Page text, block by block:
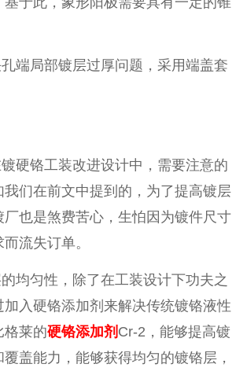
端局部镀层过厚问题 ， 采用端盖套
硬铬工装改进设计中，需要注意的
我们在前文中提到的，为了提高镀层
厂也是煞费苦心，生怕因为镀件尺寸
流失订单。
均匀性，除了在工装设计下功夫之
入硬铬添加剂来解决传统镀铬液性
格莱的硬铬添加剂 Cr-2 ，能够提高镀
盖能力，能够获得均匀的镀铬层，